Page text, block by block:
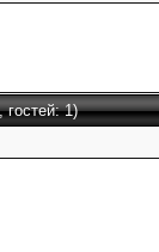
гостей: 1)